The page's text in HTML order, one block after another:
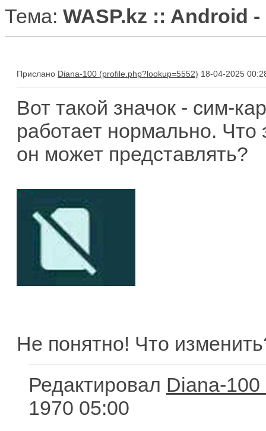
Тема: WASP.kz :: Android
Прислано Diana-100 18-04-2025
Вот такой значок - сим-
работает нормально. Что
он может представлять?
Не понятно! Что
Редактировал Diana-100
1970 05:00